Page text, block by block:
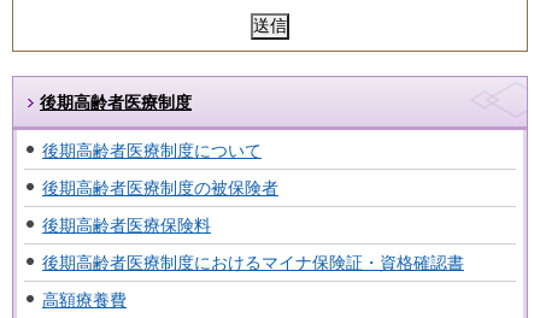
後期高齢者医療制度
後期高齢者医療制度について
後期高齢者医療制度の被保険者
後期高齢者医療保険料
後期高齢者医療制度におけるマイナ保険証・資格確認書
高額療養費